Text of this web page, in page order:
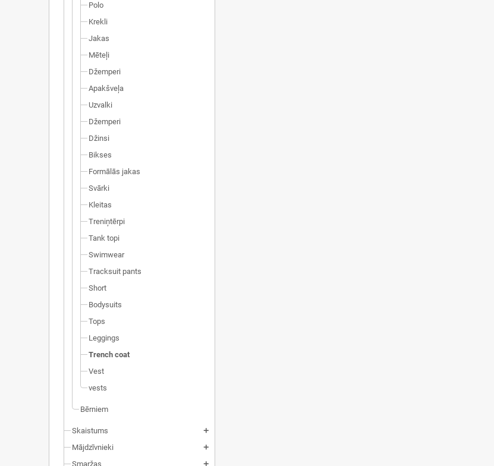
Polo
Krekli
Jakas
Mēteļi
Džemperi
Apakšveļa
Uzvalki
Džemperi
Džinsi
Bikses
Formālās jakas
Svārki
Kleitas
Treniņtērpi
Tank topi
Swimwear
Tracksuit pants
Short
Bodysuits
Tops
Leggings
Trench coat
Vest
vests
Bērniem
Skaistums add
Mājdzīvnieki add
Smaržas add